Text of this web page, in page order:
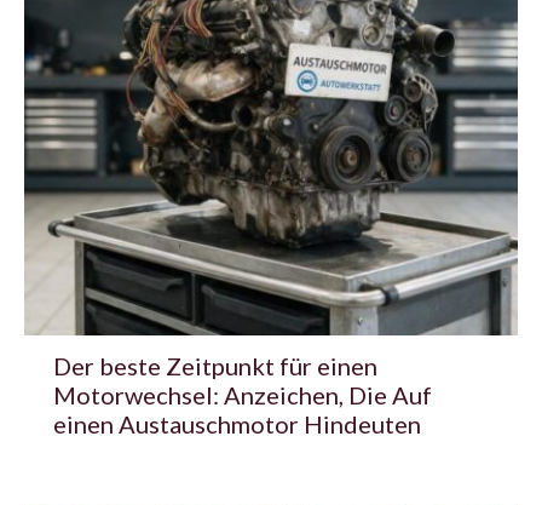
Der beste Zeitpunkt für einen
Motorwechsel: Anzeichen, Die Auf
einen Austauschmotor Hindeuten